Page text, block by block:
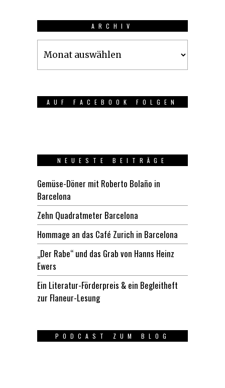
ARCHIV
AUF FACEBOOK FOLGEN
NEUESTE BEITRÄGE
Gemüse-Döner mit Roberto Bolaño in
Barcelona
Zehn Quadratmeter Barcelona
Hommage an das Café Zurich in Barcelona
„Der Rabe“ und das Grab von Hanns Heinz
Ewers
Ein Literatur-Förderpreis & ein Begleitheft
zur Flaneur-Lesung
PODCAST ZUM BLOG